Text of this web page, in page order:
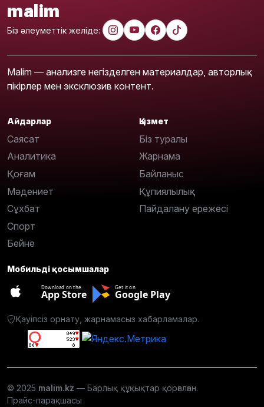
malim
Біз әлеуметтік желіде:
Malim — анализге негізделген материалдар, авторлық
пікірлер мен эксклюзив контент.
Айдарлар
Саясат
Аналитика
Қоғам
Мәдениет
Сұхбат
Спорт
Бейне
Қызмет
Біз туралы
Жарнама
Байланыс
Құпиялылық
Пайдалану ережесі
Мобильді қосымшалар
Download on the
App Store
Get it on
Google Play
Қауіпсіз орнату, жарнамасыз хабарламалар.
© 2025 malim.kz — Барлық құқықтар қорғалған.
Прайс-парақшасы